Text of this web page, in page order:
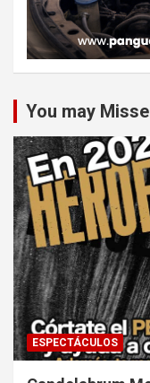
You may
ESPECTÁCULOS